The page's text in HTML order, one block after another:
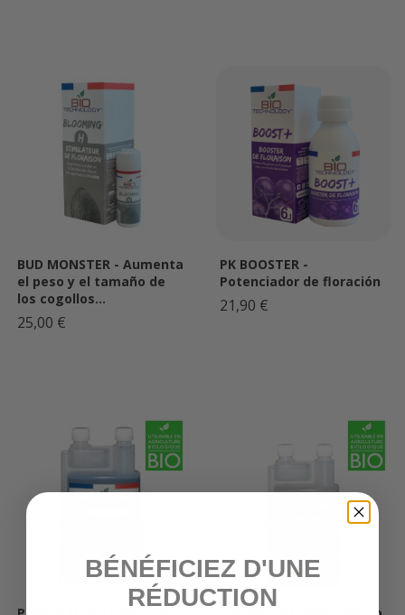
BUD MONSTER - Aumenta
el peso y el tamaño de
los cogollos...
25,00 €
PK BOOSTER -
Potenciador de floración
21,90 €
BÉNÉFICIEZ D'UNE
RÉDUCTION